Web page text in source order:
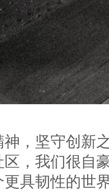
，坚守创新
，我们很自
具韧性的世界